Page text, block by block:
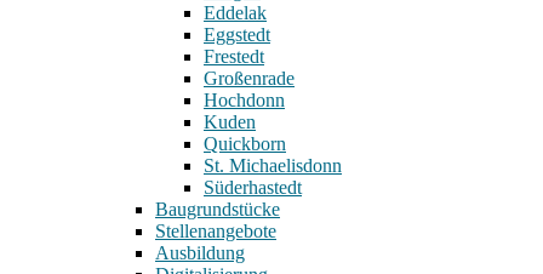
Eddelak
Eggstedt
Frestedt
Großenrade
Hochdonn
Kuden
Quickborn
St. Michaelisdonn
Süderhastedt
Baugrundstücke
Stellenangebote
Ausbildung